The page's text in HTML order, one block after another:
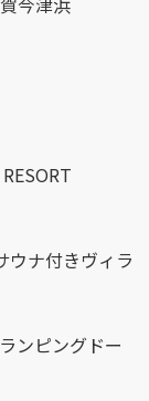
ウナ付きヴィラ
ンピングドー